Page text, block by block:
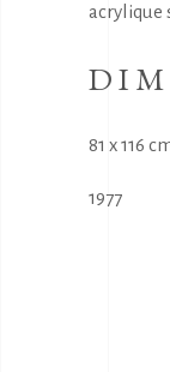
acrylique
81 x 116
1977